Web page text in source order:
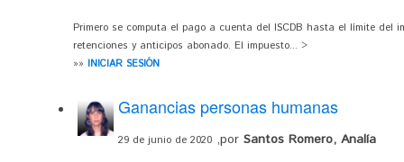
Primero se computa el pago a cuenta del ISCDB hasta el límite del
retenciones y anticipos abonado. El impuesto... >
»» INICIAR SESIÓN
Ganancias personas humanas
29 de junio de 2020 ,por Santos Romero, Analía